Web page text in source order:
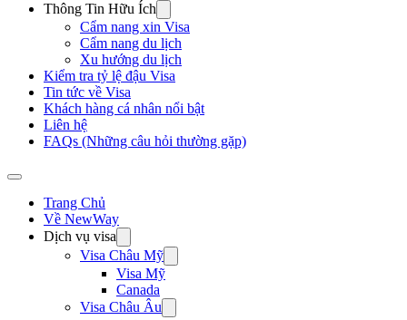
Thông Tin Hữu Ích
Cẩm nang xin Visa
Cẩm nang du lịch
Xu hướng du lịch
Kiểm tra tỷ lệ đậu Visa
Tin tức về Visa
Khách hàng cá nhân nổi bật
Liên hệ
FAQs (Những câu hỏi thường gặp)
Trang Chủ
Về NewWay
Dịch vụ visa
Visa Châu Mỹ
Visa Mỹ
Canada
Visa Châu Âu